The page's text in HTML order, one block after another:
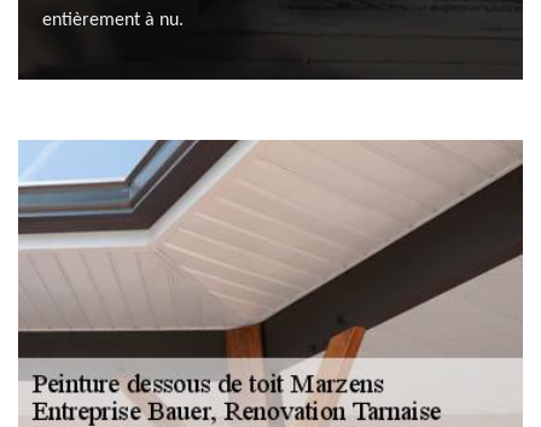
entièrement à nu.